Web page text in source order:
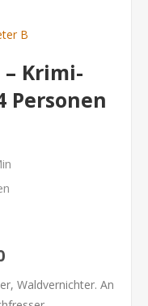
B
Krimi-
Personen
Waldvernichter. An